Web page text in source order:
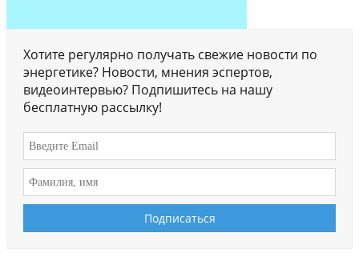
Хотите регулярно получать свежие новости по
энергетике? Новости, мнения эспертов,
видеоинтервью? Подпишитесь на нашу
бесплатную рассылку!